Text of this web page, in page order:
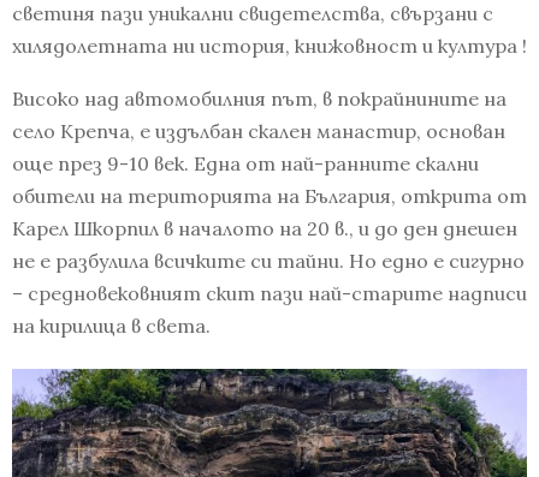
светиня пази уникални свидетелства, свързани с
хилядолетната ни история, книжовност и култура !
Високо над автомобилния път, в покрайнините на
село Крепча, е издълбан скален манастир, основан
още през 9-10 век. Една от най-ранните скални
обители на територията на България, открита от
Карел Шкорпил в началото на 20 в., и до ден днешен
не е разбулила всичките си тайни. Но едно е сигурно
– средновековният скит пази най-старите надписи
на кирилица в света.